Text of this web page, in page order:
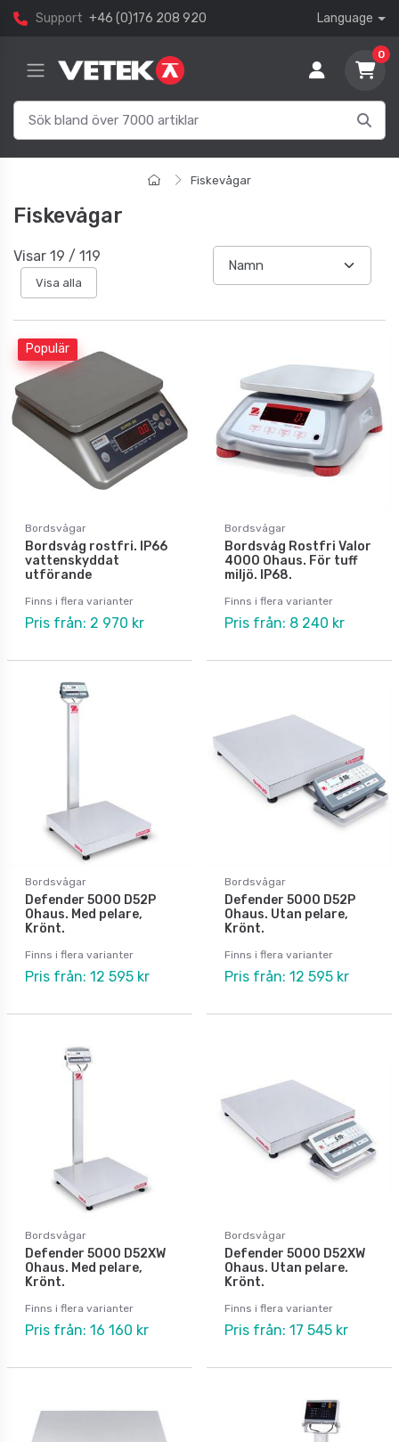
Support +46 (0)176 208 920 Language
0
Fiskevågar
Fiskevågar
Visar 19 / 119
Visa alla
Populär
Bordsvågar
Bordsvåg rostfri. IP66
vattenskyddat
utförande
Finns i flera varianter
Pris från: 2 970 kr
Bordsvågar
Bordsvåg Rostfri Valor
4000 Ohaus. För tuff
miljö. IP68.
Finns i flera varianter
Pris från: 8 240 kr
Bordsvågar
Defender 5000 D52P
Ohaus. Med pelare,
Krönt.
Finns i flera varianter
Pris från: 12 595 kr
Bordsvågar
Defender 5000 D52P
Ohaus. Utan pelare,
Krönt.
Finns i flera varianter
Pris från: 12 595 kr
Bordsvågar
Defender 5000 D52XW
Ohaus. Med pelare,
Krönt.
Finns i flera varianter
Pris från: 16 160 kr
Bordsvågar
Defender 5000 D52XW
Ohaus. Utan pelare.
Krönt.
Finns i flera varianter
Pris från: 17 545 kr